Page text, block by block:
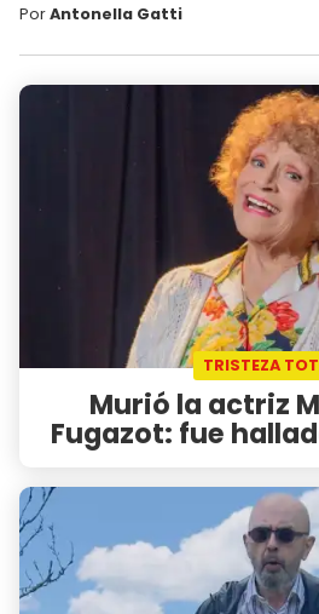
PorAntonella Gatti
TRISTEZA
Murió la actriz
Fugazot: fue